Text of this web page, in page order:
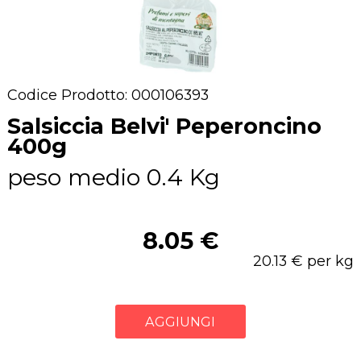
Codice Prodotto: 000106393
Salsiccia Belvi' Peperoncino
400g
peso medio 0.4 Kg
8.05 €
20.13 € per kg
AGGIUNGI